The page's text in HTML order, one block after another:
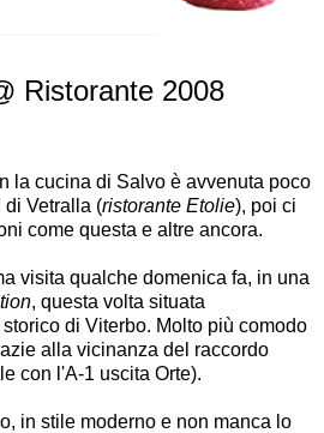
Ristorante 2008
la cucina di Salvo è avvenuta poco
di Vetralla (ristorante Etolie), poi ci
come questa e altre ancora.
visita qualche domenica fa, in una
, questa volta situata
di Viterbo. Molto più comodo
alla vicinanza del raccordo
con l'A-1 uscita Orte).
in stile moderno e non manca lo